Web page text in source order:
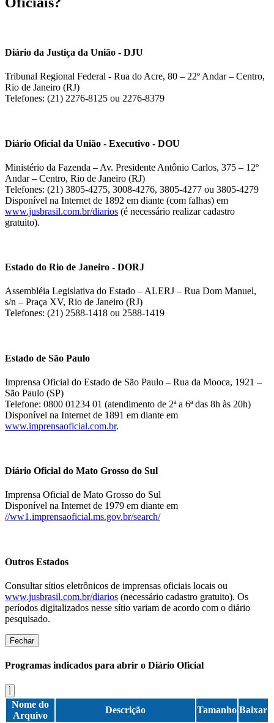
Diário da Justiça da União - DJU
Tribunal Regional Federal - Rua do Acre, 80 – 22º Andar – Centro,
Rio de Janeiro (RJ)
Telefones: (21) 2276-8125 ou 2276-8379
Diário Oficial da União - Executivo - DOU
Ministério da Fazenda – Av. Presidente Antônio Carlos, 375 – 12º
Andar – Centro, Rio de Janeiro (RJ)
Telefones: (21) 3805-4275, 3008-4276, 3805-4277 ou 3805-4279
Disponível na Internet de 1892 em diante (com falhas) em
www.jusbrasil.com.br/diarios (é necessário realizar cadastro
gratuito).
Estado do Rio de Janeiro - DORJ
Assembléia Legislativa do Estado – ALERJ – Rua Dom Manuel,
s/n – Praça XV, Rio de Janeiro (RJ)
Telefones: (21) 2588-1418 ou 2588-1419
Estado de São Paulo
Imprensa Oficial do Estado de São Paulo – Rua da Mooca, 1921 –
São Paulo (SP)
Telefone: 0800 01234 01 (atendimento de 2ª a 6ª das 8h às 20h)
Disponível na Internet de 1891 em diante em
www.imprensaoficial.com.br.
Diário Oficial do Mato Grosso do Sul
Imprensa Oficial de Mato Grosso do Sul
Disponível na Internet de 1979 em diante em
//ww1.imprensaoficial.ms.gov.br/search/
Outros Estados
Consultar sítios eletrônicos de imprensas oficiais locais ou
www.jusbrasil.com.br/diarios (necessário cadastro gratuito). Os
períodos digitalizados nesse sítio variam de acordo com o diário
pesquisado.
Fechar
Programas indicados para abrir o Diário Oficial
Nome do
Arquivo
Descrição Tamanho Baixar